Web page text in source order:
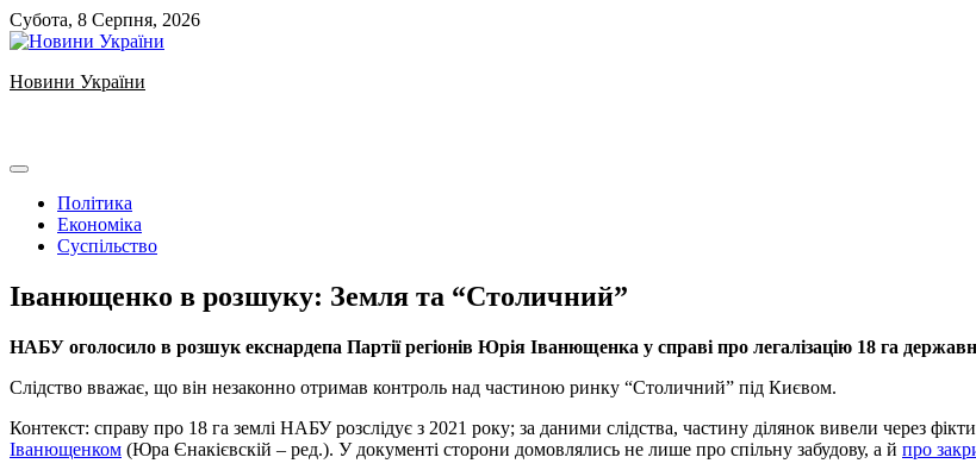
Skip
to
Субота, 8 Серпня, 2026
Новини України
Політика
Економіка
Суспільство
Іванющенко в розшуку: Земля та “Столичний”
НАБУ оголосило в розшук екснардепа Партії регіонів Юрія Іванющенка у справі про легалізацію 18 га
Слідство вважає, що він незаконно отримав контроль над частиною ринку “Столичний” під Києвом.
Контекст: справу про 18 га землі НАБУ розслідує з 2021 року; за даними слідства, частину ділянок вивели через
Іванющенком (Юра Єнакієвскій – ред.). У документі сторони домовлялись не лише про спільну забудову, а й про